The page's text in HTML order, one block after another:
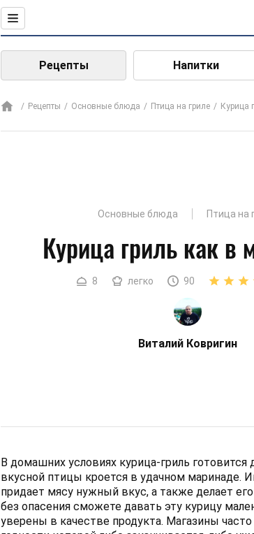
Рецепты Напитки
Рецепты Основные блюда Птица на гриле Курица
Основные блюда Птица на
Курица гриль как в
8 легко 90
Виталий Ковригин
В домашних условиях курица-гриль готовится
вкусной птицы кроется в удачном маринаде.
придает мясу нужный вкус, а также делает
без опасения сможете давать эту курицу
уверены в качестве продукта. Магазины